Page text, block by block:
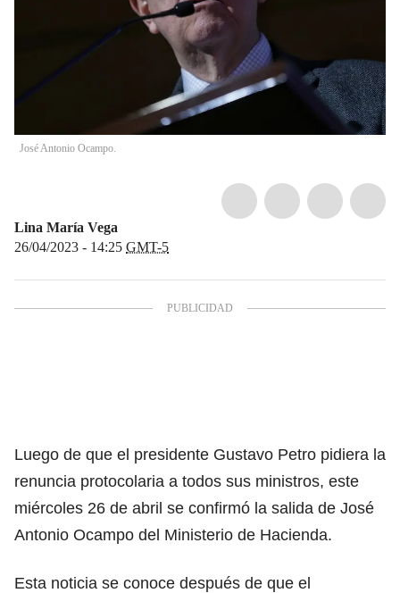
José Antonio Ocampo.
Lina María Vega
26/04/2023 - 14:25 GMT-5
Luego de que el presidente Gustavo Petro pidiera la
renuncia protocolaria a todos sus ministros, este
miércoles 26 de abril se confirmó la salida de José
Antonio Ocampo del Ministerio de Hacienda.
Esta noticia se conoce después de que el